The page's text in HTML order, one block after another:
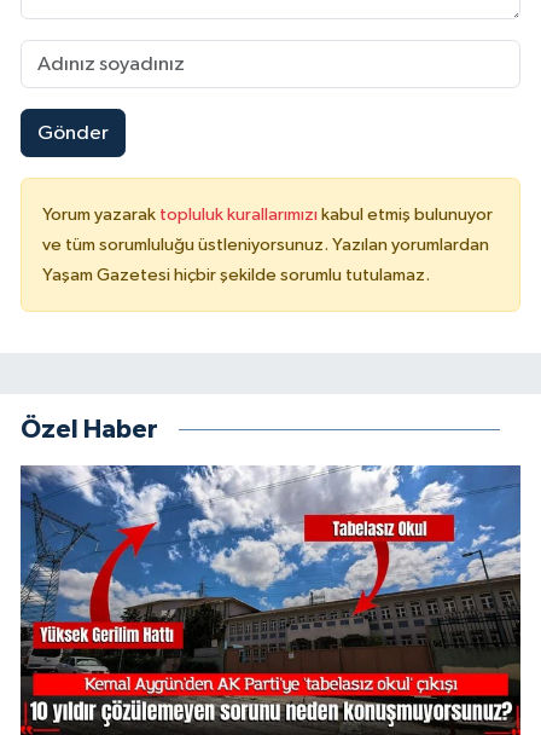
Gönder
Yorum yazarak topluluk kurallarımızı kabul etmiş bulunuyor
ve tüm sorumluluğu üstleniyorsunuz. Yazılan yorumlardan
Yaşam Gazetesi hiçbir şekilde sorumlu tutulamaz.
Özel Haber